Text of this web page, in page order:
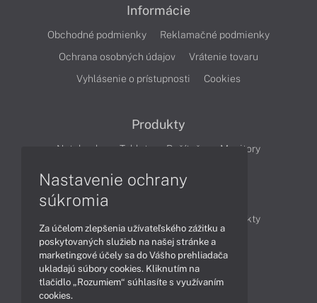
Informácie
Obchodné podmienky
Reklamačné podmienky
Ochrana osobných údajov
Vrátenie tovaru
Vyhlásenie o prístupnosti
Cookies
Produkty
Notebooky Tablety Počítače Monitory
Produkty
Technológie
Videá
Obsah
Nastavenie ochrany
súkromia
Za účelom zlepšenia užívateľského zážitku a
poskytovaných služieb na našej stránke a
marketingové účely sa do Vášho prehliadača
ukladajú súbory cookies. Kliknutím na
tlačidlo „Rozumiem“ súhlasíte s využívaním
cookies.